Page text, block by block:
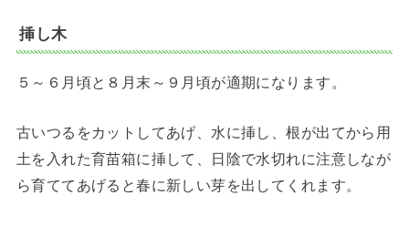
挿し木
５～６月頃と８月末～９月頃が適期になります。
古いつるをカットしてあげ、水に挿し、根が出てから用
土を入れた育苗箱に挿して、日陰で水切れに注意しなが
ら育ててあげると春に新しい芽を出してくれます。